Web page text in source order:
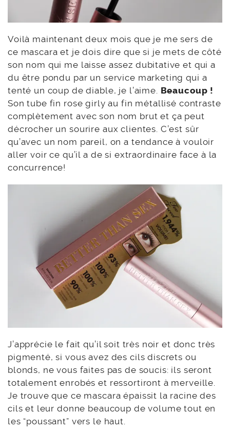
Voilà maintenant deux mois que je me sers de
ce mascara et je dois dire que si je mets de côté
son nom qui me laisse assez dubitative et qui a
du être pondu par un service marketing qui a
tenté un coup de diable, je l’aime. Beaucoup !
Son tube fin rose girly au fin métallisé contraste
complètement avec son nom brut et ça peut
décrocher un sourire aux clientes. C’est sûr
qu’avec un nom pareil, on a tendance à vouloir
aller voir ce qu’il a de si extraordinaire face à la
concurrence!
J’apprécie le fait qu’il soit très noir et donc très
pigmenté, si vous avez des cils discrets ou
blonds, ne vous faites pas de soucis: ils seront
totalement enrobés et ressortiront à merveille.
Je trouve que ce mascara épaissit la racine des
cils et leur donne beaucoup de volume tout en
les “poussant” vers le haut.